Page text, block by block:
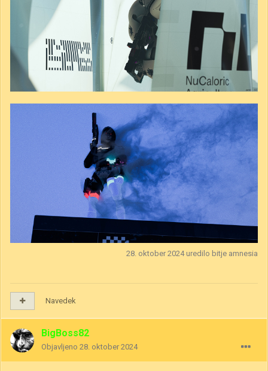
28. oktober 2024uredilo bitje amnesia
Navedek
BigBoss82
Objavljeno 28. oktober 2024